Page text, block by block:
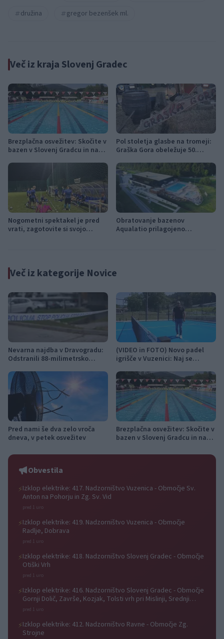
družina
gregor bezenšek ml.
Več iz kraja Slovenj Gradec
Brezplačna osvežitev: Skočite v
bazen v Slovenj Gradcu in na
Pol stoletja glasbe na tromeji:
Graška Gora obeležuje 50.
zabavne glasbe
Nogometni spektakel je pred
vrati, zagotovite si svojo
Obratovanje bazenov
Aqualatio prilagojeno
Več iz kategorije Novice
Nevarna najdba v Dravogradu:
Odstranili 88-milimetrsko
(VIDEO in FOTO) Novo padel
igrišče v Vuzenici: Naj se
začne
Pred nami še dva zelo vroča
dneva, v petek osvežitev
Brezplačna osvežitev: Skočite v
bazen v Slovenj Gradcu in na
Obvestila
⚡Izklop elektrike: 417. Nadzorništvo Vuzenica - Območje Sv.
Anton na Pohorju in Zg. Sv. Vid
pred 1 uro
⚡Izklop elektrike: 419. Nadzorništvo Vuzenica - Območje
Radlje, Dobrava
pred 1 uro
⚡Izklop elektrike: 418. Nadzorništvo Slovenj Gradec - Območje
Otiški Vrh
pred 1 uro
⚡Izklop elektrike: 416. Nadzorništvo Slovenj Gradec - Območje
Gornji Dolič, Završe, Kozjak, Tolsti vrh pri Mislinji, Srednji
Dolič, Paka
pred 1 uro
⚡Izklop elektrike: 412. Nadzorništvo Ravne - Območje Zg.
Strojne